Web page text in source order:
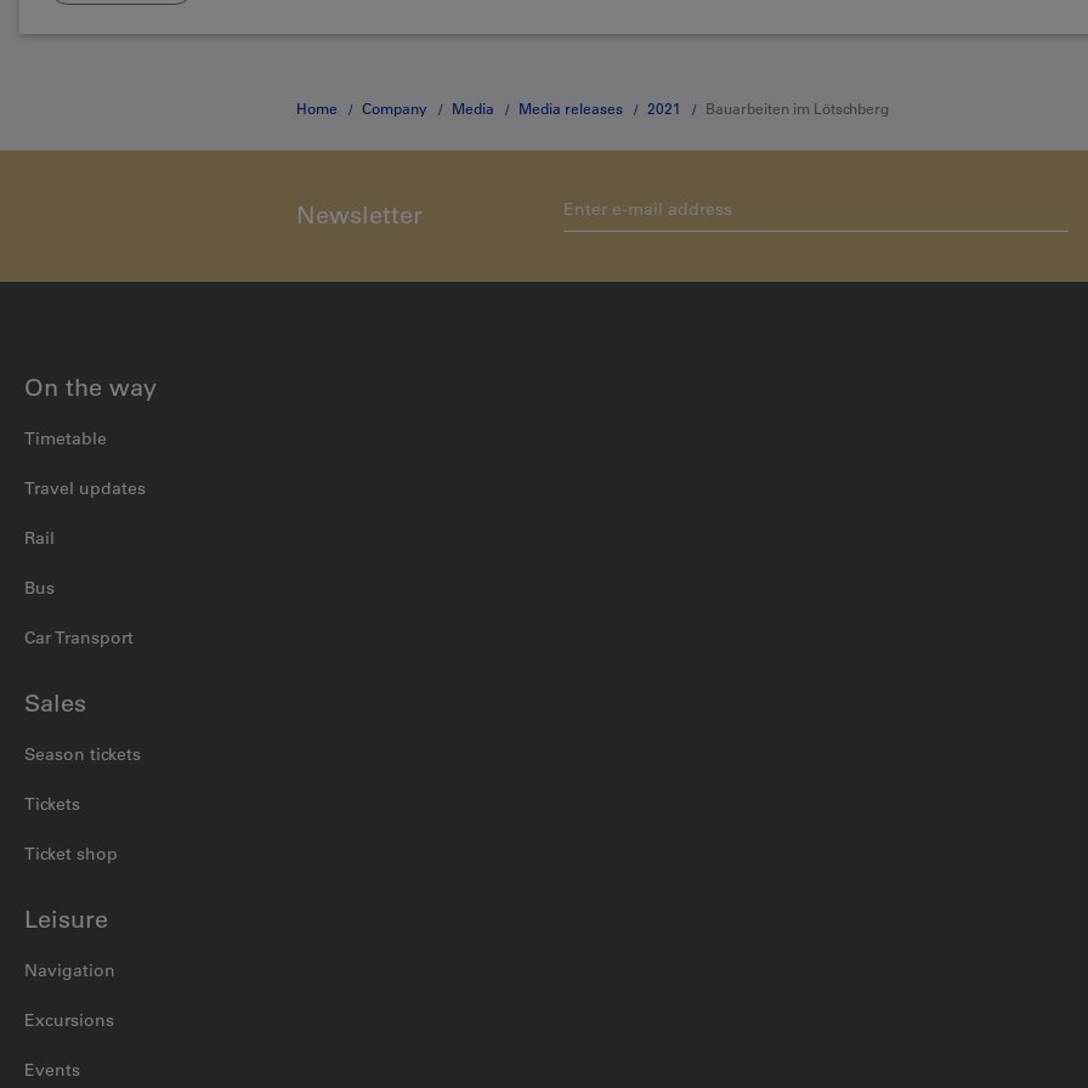
Home Company Media Media releases 2021 Bauarbeiten im Lötschberg
Newsletter
On the way
Timetable
Travel updates
Rail
Bus
Car Transport
Sales
Season tickets
Tickets
Ticket shop
Leisure
Navigation
Excursions
Events